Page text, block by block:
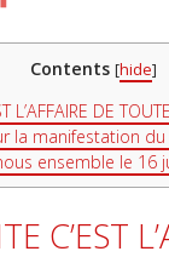
Contents [hide]
L’AFFAIRE DE
la manifestation du
ensemble le 16
C’EST